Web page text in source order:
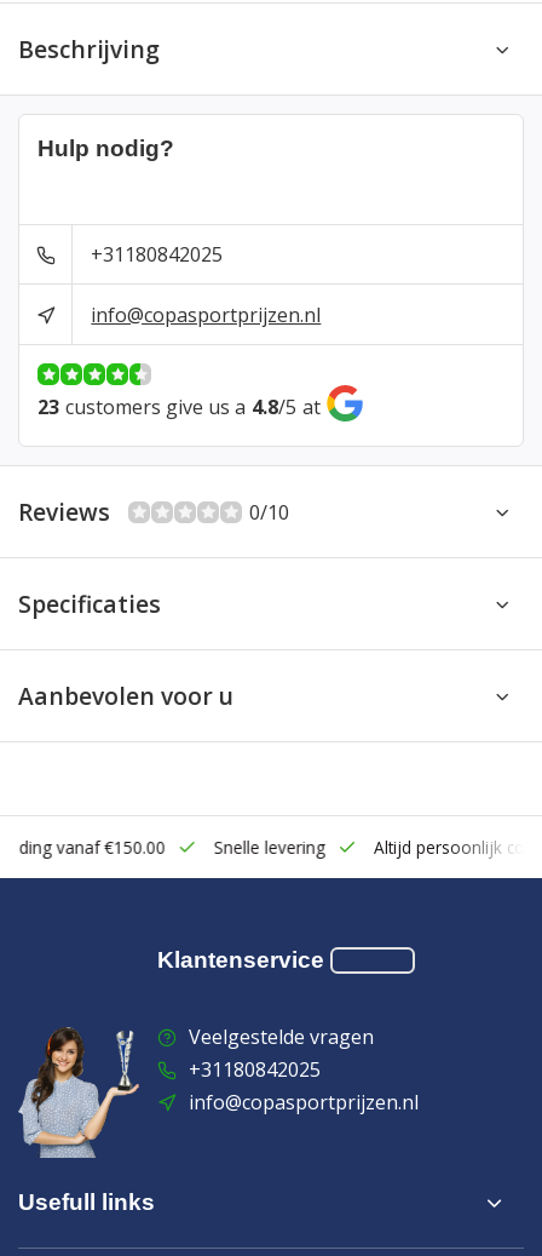
Beschrijving
Hulp nodig?
+31180842025
info@copasportprijzen.nl
23 customers give us a 4.8/5 at
Reviews 0/10
Specificaties
Aanbevolen voor u
vanaf €150.00 Snelle levering Altijd persoonlijk
Klantenservice
Veelgestelde vragen
+31180842025
info@copasportprijzen.nl
Usefull links